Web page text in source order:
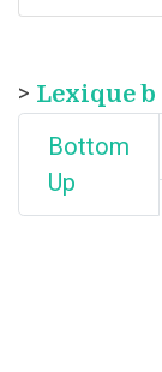
> Lexique b
Bottom
Up